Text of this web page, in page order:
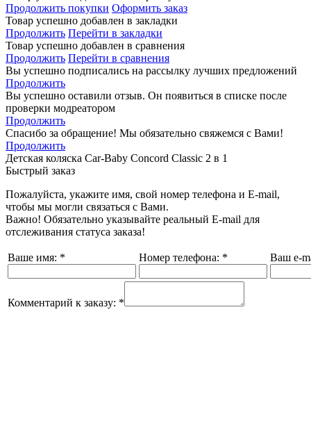
Продолжить покупки Оформить заказ
Товар успешно добавлен в закладки
Продолжить Перейти в закладки
Товар успешно добавлен в сравнения
Продолжить Перейти в сравнения
Вы успешно подписались на рассылку лучших предложений
Продолжить
Вы успешно оставили отзыв. Он появиться в списке после
проверки модреатором
Продолжить
Спасибо за обращение! Мы обязательно свяжемся с Вами!
Продолжить
Детская коляска Car-Baby Concord Classiс 2 в 1
Быстрый заказ
Пожалуйста, укажите имя, свой номер телефона и E-mail,
чтобы мы могли связаться с Вами.
Важно! Обязательно указывайте реальный E-mail для
отслеживания статуса заказа!
Ваше имя: * Номер телефона: * Ваш e-
Комментарий к заказу: *